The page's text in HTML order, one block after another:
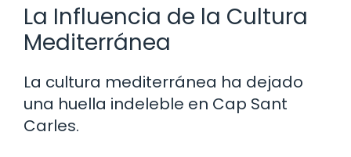
La Influencia de la Cultura
Mediterránea
La cultura mediterránea ha dejado
una huella indeleble en Cap Sant
Carles.